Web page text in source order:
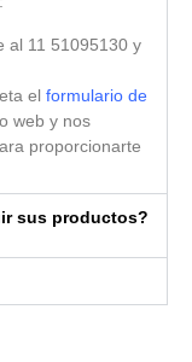
al 11 51095130 y
el formulario de
web y nos
proporcionarte
sus productos?